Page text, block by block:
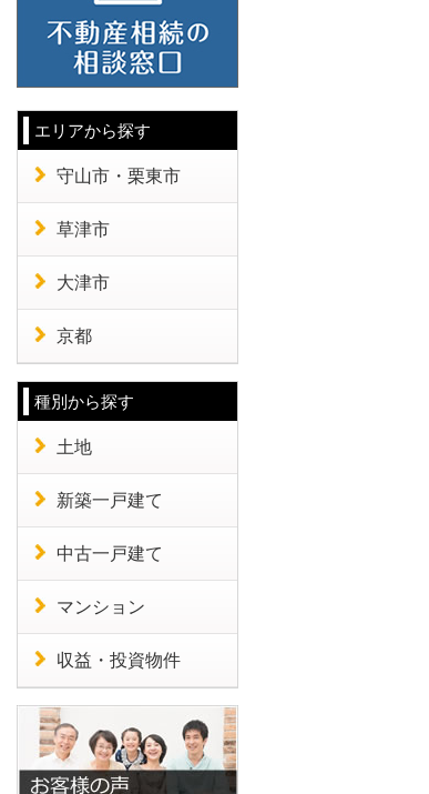
エリアから探す
守山市・栗東市
草津市
大津市
京都
種別から探す
土地
新築一戸建て
中古一戸建て
マンション
収益・投資物件